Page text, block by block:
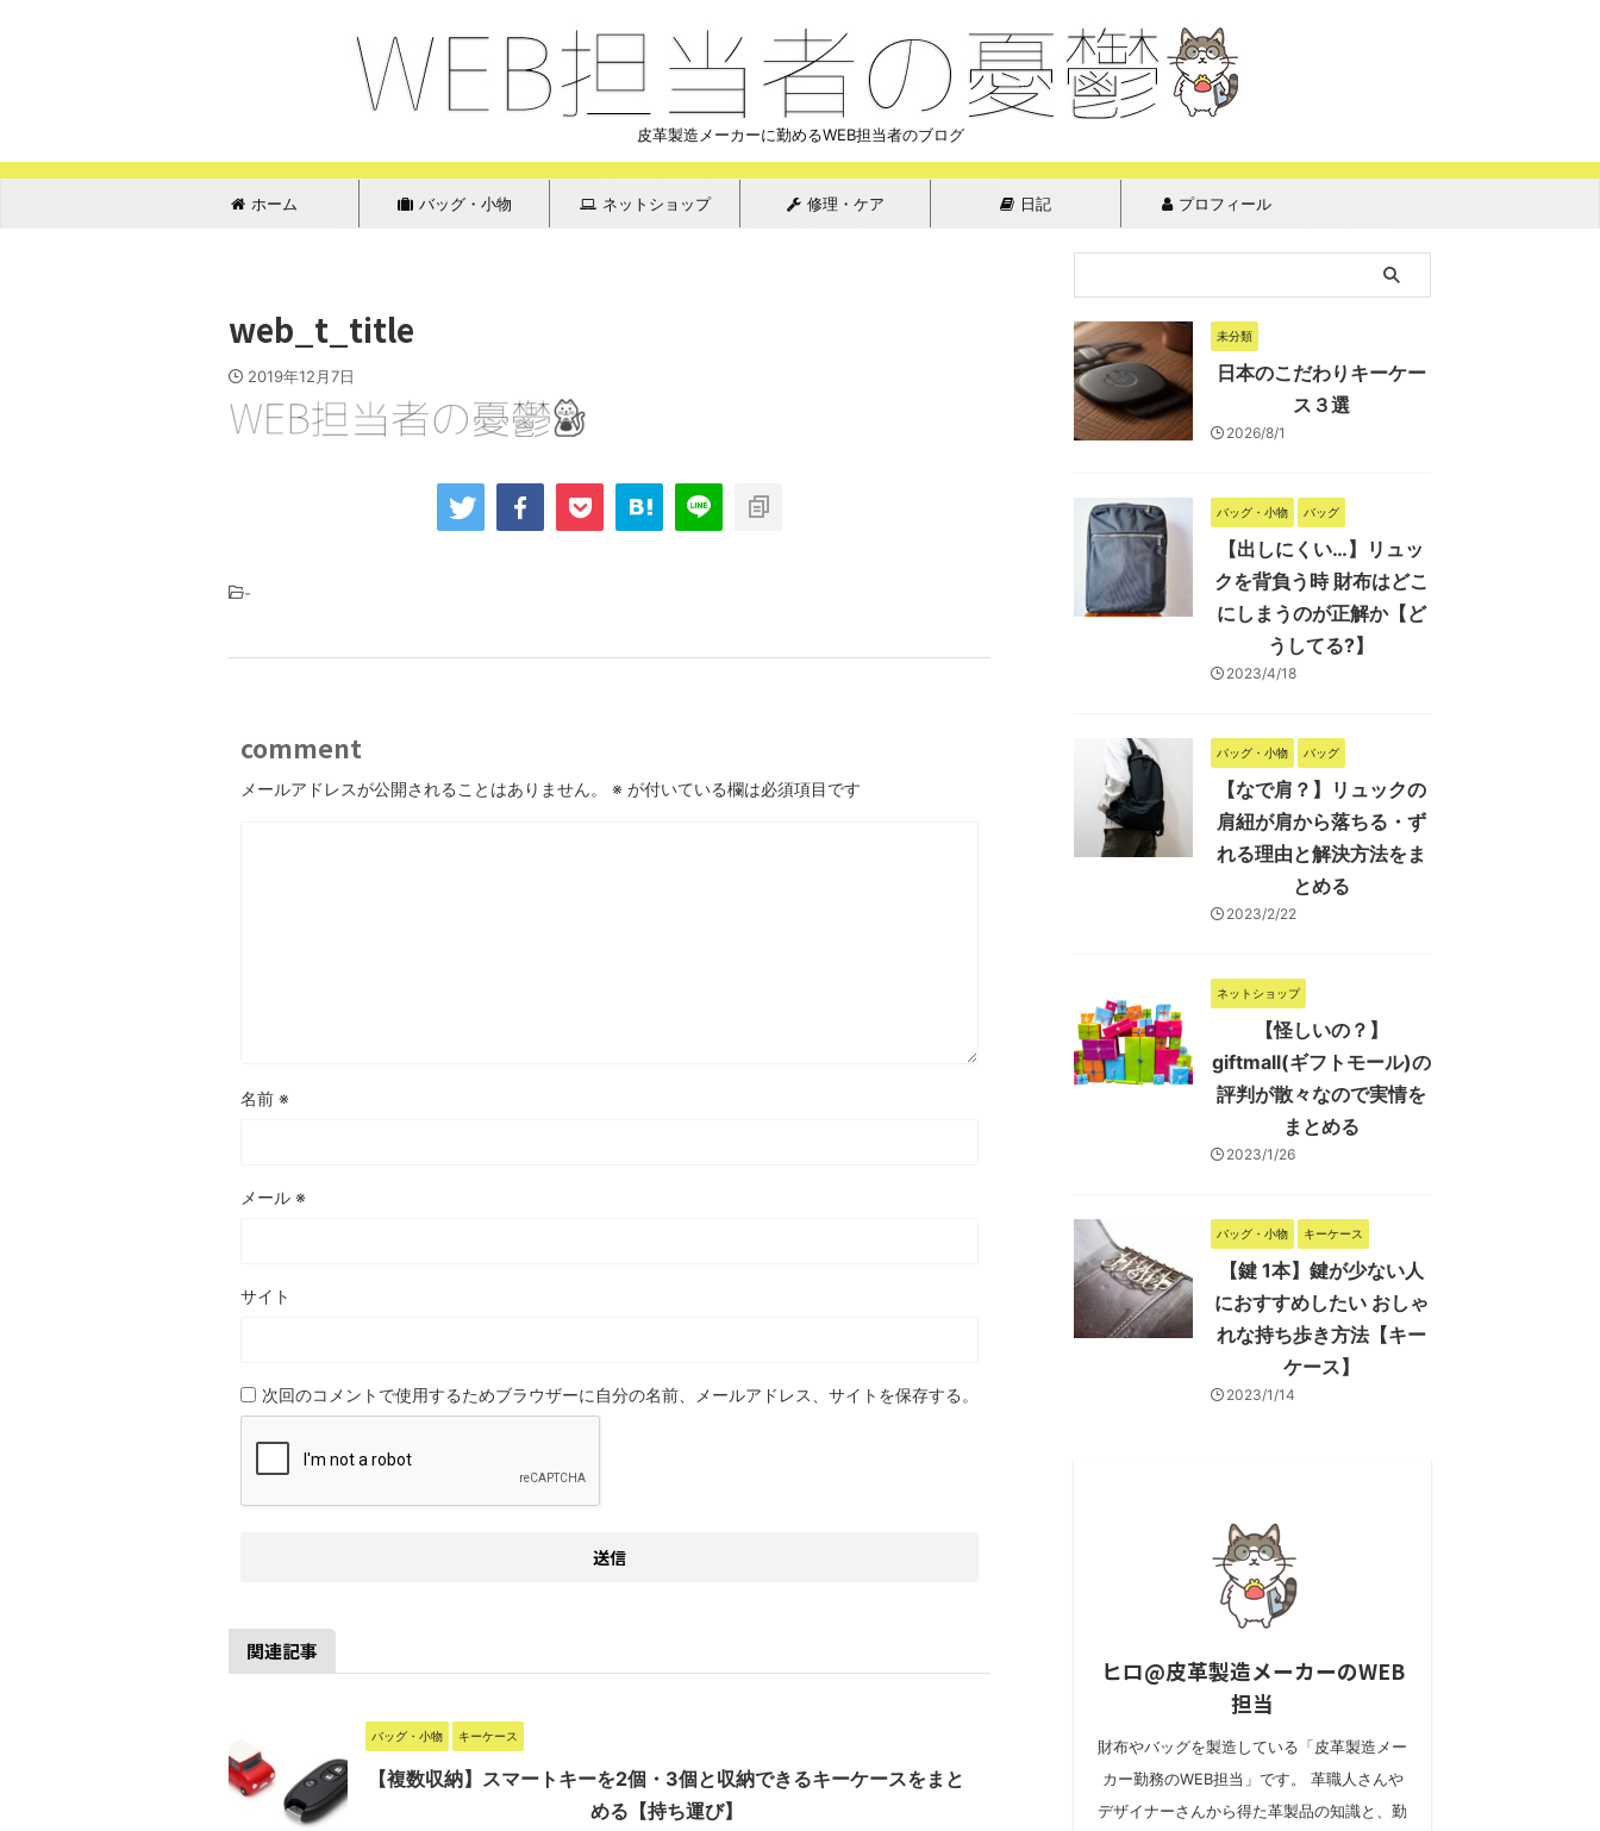
皮革製造メーカーに勤めるWEB担当者のブログ
ホーム バッグ・小物 ネットショップ 修理・ケア 日記 プロフィール
web_t_title
2019年12月7日
-
comment
メールアドレスが公開されることはありません。 ※ が付いている欄は必須項目です
名前 ※
メール ※
サイト
次回のコメントで使用するためブラウザーに自分の名前、メールアドレス、サイトを保存する。
関連記事
バッグ・小物 キーケース
【複数収納】スマートキーを2個・3個と収納できるキーケースをまと
める【持ち運び】
未分類
日本のこだわりキーケー
ス３選
2026/8/1
バッグ・小物 バッグ
【出しにくい…】リュッ
クを背負う時 財布はどこ
にしまうのが正解か【ど
うしてる?】
2023/4/18
バッグ・小物 バッグ
【なで肩？】リュックの
肩紐が肩から落ちる・ず
れる理由と解決方法をま
とめる
2023/2/22
ネットショップ
【怪しいの？】
giftmall(ギフトモール)の
評判が散々なので実情を
まとめる
2023/1/26
バッグ・小物 キーケース
【鍵 1本】鍵が少ない人
におすすめしたい おしゃ
れな持ち歩き方法【キー
ケース】
2023/1/14
ヒロ@皮革製造メーカーのWEB
担当
財布やバッグを製造している「皮革製造メー
カー勤務のWEB担当」です。 革職人さんや
デザイナーさんから得た革製品の知識と、勤